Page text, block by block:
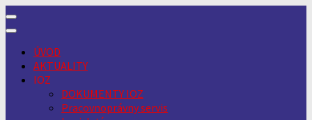
Skip
to
ÚVOD
AKTUALITY
IOZ
DOKUMENTY IOZ
Pracovnoprávny servis